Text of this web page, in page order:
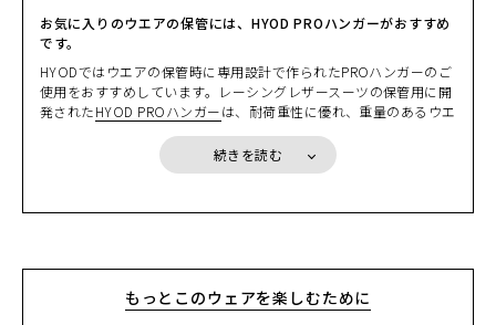
また、バックボーン（脊椎）にオプションの
D3O® VIPER STEALTH
バックボーンプロテクターを装備することで、脊椎部分のプロテク
ション効果を高めることができます。
HYOD D3O® AIR CHEST PROTECTOR：通気性と安全性を両立した
ワンピースタイプのD3O® チェストプロテクター
HYOD D3O® AIR CHEST PROTECTOR Separate
性、使い勝手に優れたセパレートタイプのD3O® チェストプロテク
とD3O®の2重構造。ワンランク上のCE規格LEVEL２認証モデル
クリア
また、365テキスタイルウエアにマッチするボトムスもラインアッ
プしています。ジャケットに合わせたボトムスのコーディネートも
ぜひお楽しみください。
ツーリングユースには、好評のUNiON COOLを採用したインナー
「UNiON COOL UNDER SHIRTS
」をベースレイヤーとして着用す
るのがおすすめです。驚くほど涼しく、ほどよい着圧感がかなり快
適に感じられると思います。
お気に入りのウエアの保管には、HYOD PROハンガーがおすすめ
です。
HYODではウエアの保管時に専用設計で作られたPROハンガーのご
使用をおすすめしています。レーシングレザースーツの保管用に開
発されたHYOD PROハンガーは、耐荷重性に優れ、重量のあるウエ
エアにもご利用が可能で、ビクともしないヘビーデューティな作り
が自慢です。ぜひ大切なウエアの保管時にご利用ください。
続きを読む
もっとこのウェアを楽しむために